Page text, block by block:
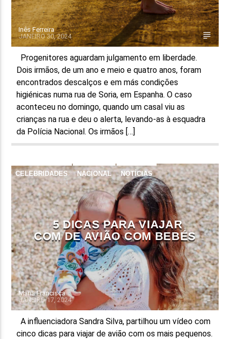
Inês Ferreira
JANEIRO 30, 2024
Progenitores aguardam julgamento em liberdade.
Dois irmãos, de um ano e meio e quatro anos, foram
encontrados descalços e em más condições
higiénicas numa rua de Soria, em Espanha. O caso
aconteceu no domingo, quando um casal viu as
crianças na rua e deu o alerta, levando-as à esquadra
da Polícia Nacional. Os irmãos […]
CELEBRIDADES NACIONAL NOTÍCIAS
5 DICAS PARA VIAJAR
COM DE AVIÃO COM BEBÉS
Maria Francisca
JANEIRO 17, 2024
A influenciadora Sandra Silva, partilhou um vídeo com
cinco dicas para viajar de avião com os mais pequenos.